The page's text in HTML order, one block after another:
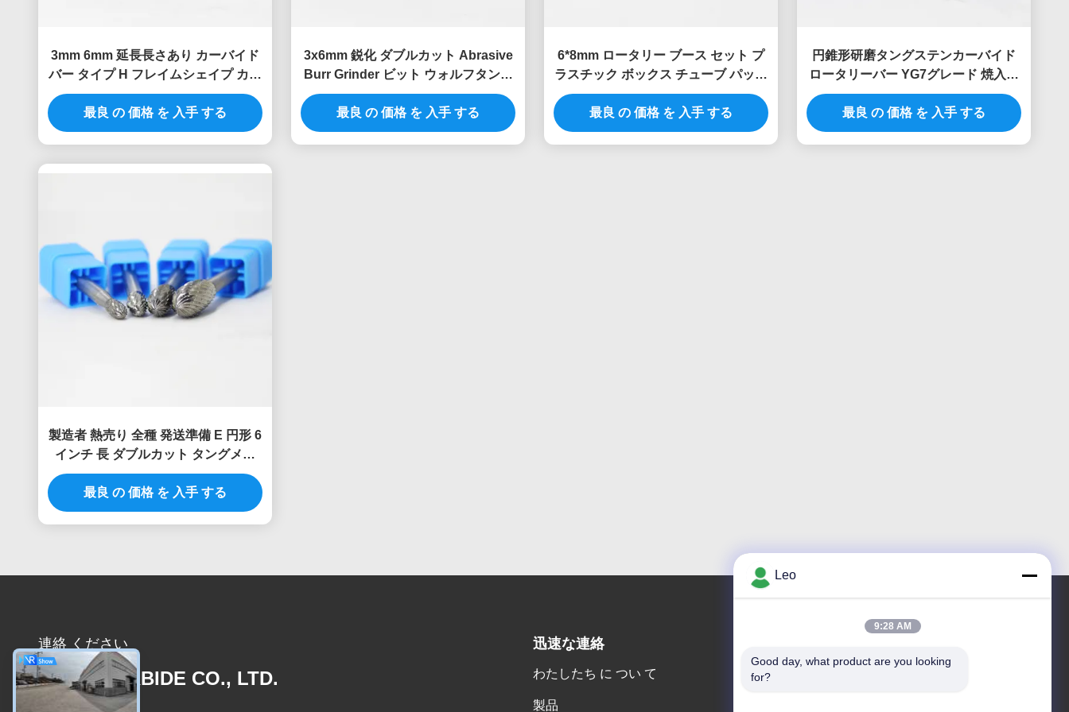
3mm 6mm 延長長さあり カーバイド
バー タイプ H フレイムシェイプ カー
バイドバー ダイグラインダービット
金属用 ダイグラインダー
最良 の 価格 を 入手 する
3x6mm 鋭化 ダブルカット Abrasive
Burr Grinder ビット ウォルフタン・
カービッドシリンダー フラットエン
ド・カービッド・バーズ
最良 の 価格 を 入手 する
6*8mm ロータリー ブース セット プ
ラスチック ボックス チューブ パッケ
ージ メタル アルミニウムのための 本
物の固い 木形カービッド ブール
最良 の 価格 を 入手 する
円錐形研磨タングステンカーバイド
ロータリーバー YG7グレード 焼入れ
鋼用カーバイド研削バー
最良 の 価格 を 入手 する
製造者 熱売り 全種 発送準備 E 円形 6
インチ 長 ダブルカット タングメン
鋼 固体 セメント カービッド 掘削
最良 の 価格 を 入手 する
連絡 ください
JOINT CARBIDE CO., LTD.
迅速な連絡
わたしたち に つい て
製品
アドレス
Leo
9:28 AM
Good day, what product are you looking
for?